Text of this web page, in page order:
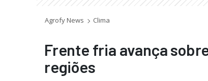
Agrofy News Clima
Frente fria avança
regiões